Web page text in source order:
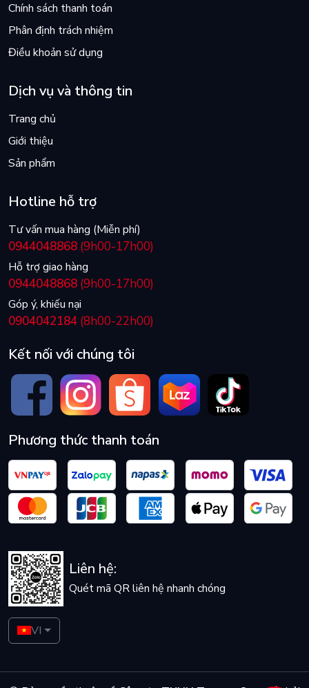
Chính sách thanh toán
Phân định trách nhiệm
Điều khoản sử dụng
Dịch vụ và thông tin
Trang chủ
Giới thiệu
Sản phẩm
Hotline hỗ trợ
Tư vấn mua hàng (Miễn phí)
0944048868 (9h00-17h00)
Hỗ trợ giao hàng
0944048868 (9h00-17h00)
Góp ý, khiếu nại
0904042184 (8h00-22h00)
Kết nối với chúng tôi
Phương thức thanh toán
Liên hệ:
Quét mã QR liên hệ nhanh chóng
VI